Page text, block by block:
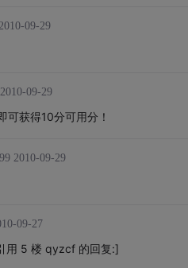
09-29
2010-09-29
可获得10分可用分！
2010-09-29
09-27
用 5 楼 qyzcf 的回复:]